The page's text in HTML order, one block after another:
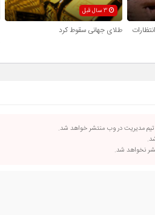
3 سال قبل
طلای جهانی سقوط کرد
مدیریت در وب منتشر خواهد شد.
نخواهد شد.